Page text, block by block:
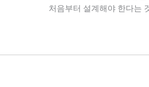
처음부터 설계해야 한다는